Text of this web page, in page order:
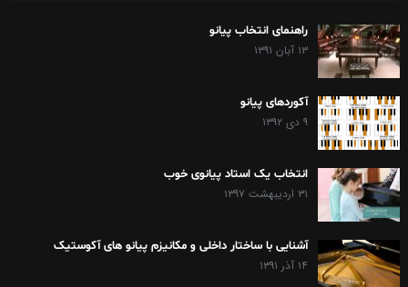
راهنمای انتخاب پیانو
۱۳ آبان ۱۳۹۱
آکوردهای پیانو
۹ دی ۱۳۹۲
انتخاب یک استاد پیانوی خوب
۳۱ اردیبهشت ۱۳۹۷
آشنایی با ساختار داخلی و مکانیزم پیانو های آکوستیک
۱۴ آذر ۱۳۹۱